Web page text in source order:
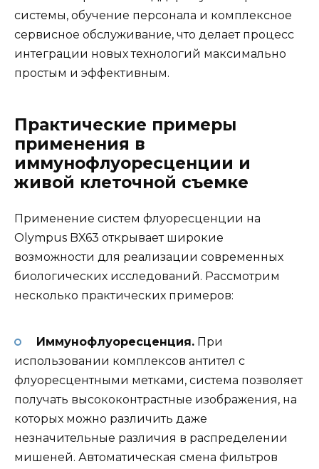
системы, обучение персонала и комплексное
сервисное обслуживание, что делает процесс
интеграции новых технологий максимально
простым и эффективным.
Практические примеры
применения в
иммунофлуоресценции и
живой клеточной съемке
Применение систем флуоресценции на
Olympus BX63 открывает широкие
возможности для реализации современных
биологических исследований. Рассмотрим
несколько практических примеров:
Иммунофлуоресценция.При
использовании комплексов антител с
флуоресцентными метками, система позволяет
получать высококонтрастные изображения, на
которых можно различить даже
незначительные различия в распределении
мишеней. Автоматическая смена фильтров